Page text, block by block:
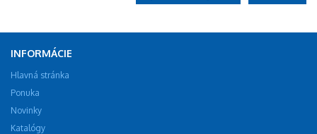
INFORMÁCIE
Hlavná stránka
Ponuka
Novinky
Katalógy